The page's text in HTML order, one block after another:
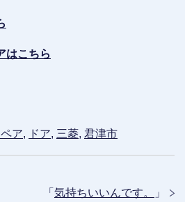
はこちら
ア, ドア, 三菱, 君津市
「 気持ちいいんです。 」